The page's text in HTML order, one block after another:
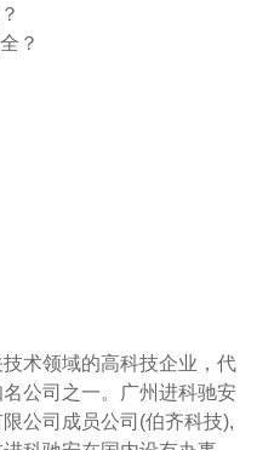
？
术领域的高科技企业，代
公司之一。广州进科驰安
公司成员公司(伯齐科技),